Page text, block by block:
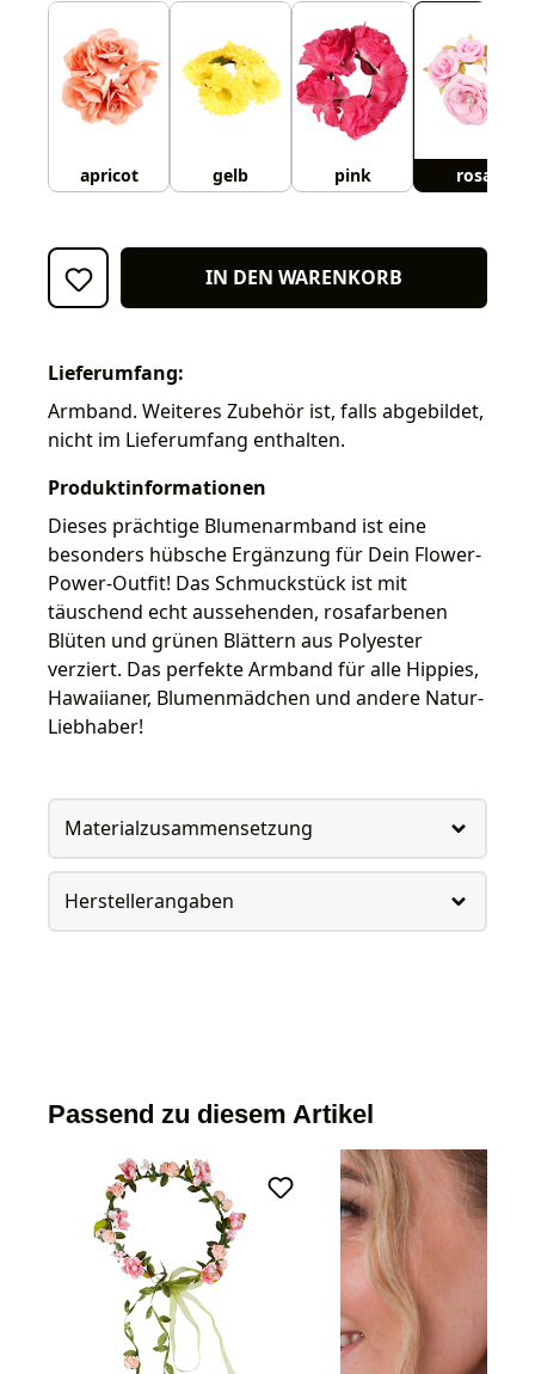
apricot gelb pink rosa
IN DEN WARENKORB
Lieferumfang:
Armband. Weiteres Zubehör ist, falls abgebildet,
nicht im Lieferumfang enthalten.
Produktinformationen
Dieses prächtige Blumenarmband ist eine
besonders hübsche Ergänzung für Dein Flower-
Power-Outfit! Das Schmuckstück ist mit
täuschend echt aussehenden, rosafarbenen
Blüten und grünen Blättern aus Polyester
verziert. Das perfekte Armband für alle Hippies,
Hawaiianer, Blumenmädchen und andere Natur-
Liebhaber!
Materialzusammensetzung
Herstellerangaben
Passend zu diesem Artikel